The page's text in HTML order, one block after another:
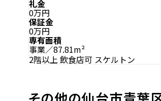
礼金
0万円
保証金
0万円
専有面積
事業／87.81m²
2階以上 飲食店可 スケルトン